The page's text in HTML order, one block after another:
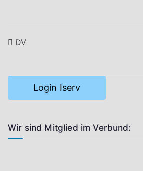
Beitragsnavigation
DV
Login Iserv
Wir sind Mitglied im Verbund: